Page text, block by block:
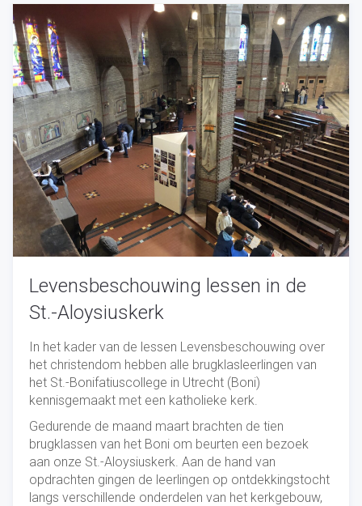
Levensbeschouwing lessen in de
St.-Aloysiuskerk
In het kader van de lessen Levensbeschouwing over
het christendom hebben alle brugklasleerlingen van
het St.-Bonifatiuscollege in Utrecht (Boni)
kennisgemaakt met een katholieke kerk.
Gedurende de maand maart brachten de tien
brugklassen van het Boni om beurten een bezoek
aan onze St.-Aloysiuskerk. Aan de hand van
opdrachten gingen de leerlingen op ontdekkingstocht
langs verschillende onderdelen van het kerkgebouw,